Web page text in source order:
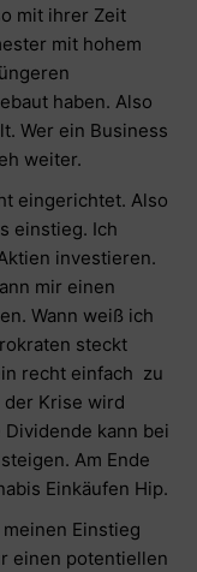
mit ihrer Zeit
mit hohem
haben. Also
Wer ein Business
weiter.
eingerichtet. Also
einstieg. Ich
investieren.
mir einen
Wann weiß ich
steckt
recht einfach zu
der Krise wird
kann bei
Am Ende
Einkäufen Hip.
Einstieg
einen potentiellen